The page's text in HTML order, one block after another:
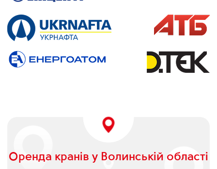
Оренда кранів у Волинській області